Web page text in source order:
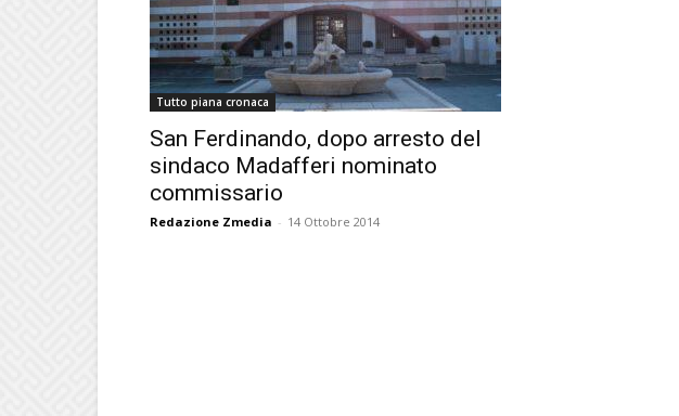
Tutto piana cronaca
San Ferdinando, dopo arresto del
sindaco Madafferi nominato
commissario
Redazione Zmedia - 14 Ottobre 2014